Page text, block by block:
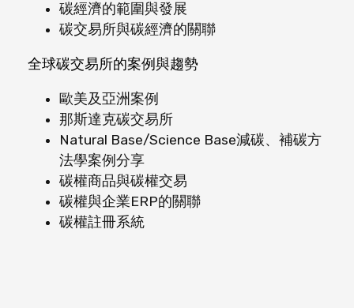
碳經濟的範圍與發展
碳交易所與碳經濟的關聯
全球碳交易所的案例與趨勢
歐美及亞洲案例
那斯達克碳交易所
Natural Base/Science Base減碳、補碳方
法學案例分享
碳權商品與碳權交易
碳權與企業ERP的關聯
碳權註冊系統